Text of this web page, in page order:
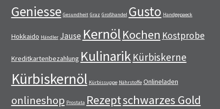
Geniesse Gesundheit Graz Großhandel Gusto Handgepaeck
Hokkaido Händler Jause KernölKochen Kostprobe
Kreditkartenbezahlung Kulinarik Kürbiskerne
Kürbiskernöl Kürbissuppe Nährstoffe Onlineladen
onlineshop Prostata Rezeptschwarzes Gold